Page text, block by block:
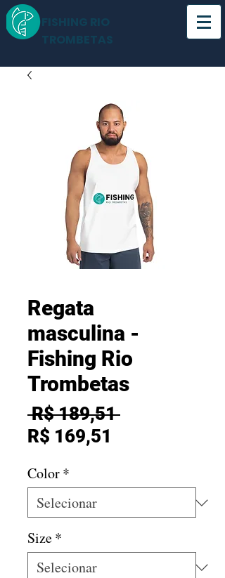
Regata
masculina -
Fishing Rio
Trombetas
R$ 189,51 Preço normal
R$ 169,51
Color*
Size*